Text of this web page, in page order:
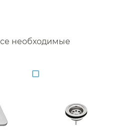
необходимые